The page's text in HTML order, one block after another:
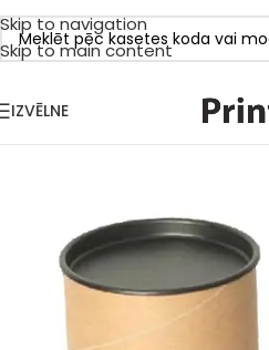
Skip to navigation
Skip to main content
IZVĒLNE